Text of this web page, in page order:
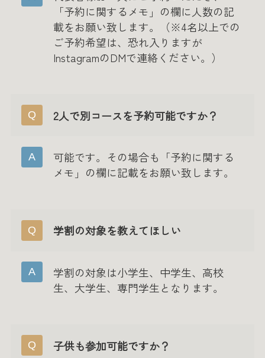
「予約に関するメモ」の欄に人数の記
載をお願い致します。（※4名以上での
ご予約希望は、恐れ入りますが
InstagramのDMで連絡ください。）
2人で別コースを予約可能ですか？
可能です。その場合も「予約に関する
メモ」の欄に記載をお願い致します。
学割の対象を教えてほしい
学割の対象は小学生、中学生、高校
生、大学生、専門学生となります。
子供も参加可能ですか？